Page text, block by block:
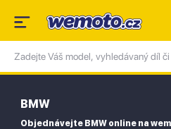
BMW
Objednávejte BMW online na